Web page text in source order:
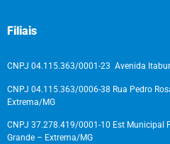
Filiais
CNPJ 04.115.363/0001-23 Avenida
CNPJ 04.115.363/0006-38 Rua Pedro
Extrema/MG
CNPJ 37.278.419/0001-10 Est Municipal
Grande – Extrema/MG